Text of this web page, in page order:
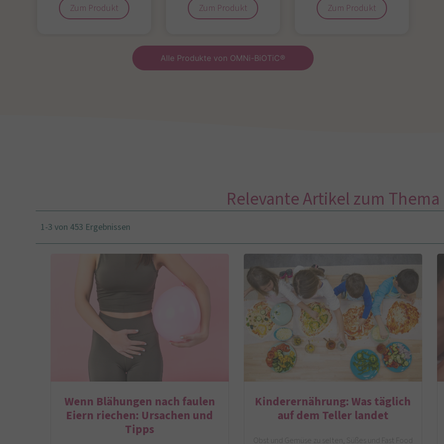
Zum Produkt
Zum Produkt
Zum Produkt
Alle Produkte von OMNi-BiOTiC®
Relevante Artikel zum Thema
1-3 von 453 Ergebnissen
Wenn Blähungen nach faulen
Eiern riechen: Ursachen und
Tipps
Kinderernährung: Was täglich
auf dem Teller landet
Obst und Gemüse zu selten, Süßes und Fast Food